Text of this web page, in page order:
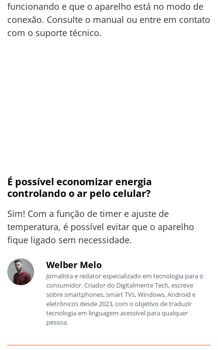
funcionando e que o aparelho está no modo de
conexão. Consulte o manual ou entre em contato
com o suporte técnico.
É possível economizar energia
controlando o ar pelo celular?
Sim! Com a função de timer e ajuste de
temperatura, é possível evitar que o aparelho
fique ligado sem necessidade.
Welber Melo
Jornalista e redator especializado em tecnologia para o
consumidor. Criador do Digitalmente Tech, escreve
sobre smartphones, smart TVs, Windows, Android e
eletrônicos desde 2023, com o objetivo de traduzir
tecnologia em linguagem acessível para qualquer
pessoa.